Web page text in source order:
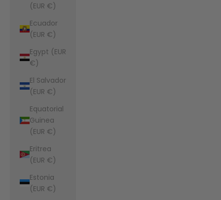
(EUR €)
Ecuador
(EUR €)
Egypt (EUR
€)
El Salvador
(EUR €)
Equatorial
Guinea
(EUR €)
Eritrea
(EUR €)
Estonia
(EUR €)